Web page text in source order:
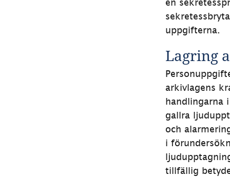
en
uppgifterna.
Lagring
arkivlagens
handlingarna
gallra
och
i
tillfällig